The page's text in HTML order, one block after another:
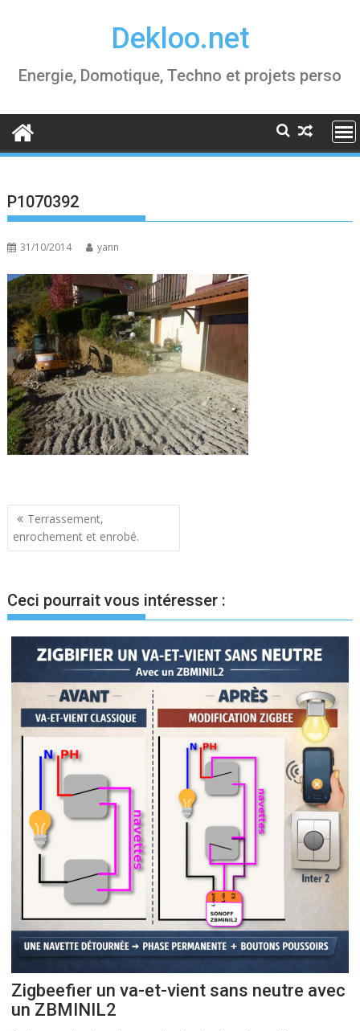
Dekloo.net
Energie, Domotique, Techno et projets perso
P1070392
31/10/2014 yann
Navigation
de
Terrassement,
enrochement et enrobé.
Ceci pourrait vous intéresser :
Zigbeefier un va-et-vient sans neutre avec
un ZBMINIL2